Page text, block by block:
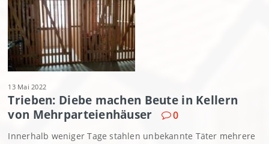
13 Mai 2022
Trieben: Diebe machen Beute in Kellern
von Mehrparteienhäuser
0
Innerhalb weniger Tage stahlen unbekannte Täter mehrere